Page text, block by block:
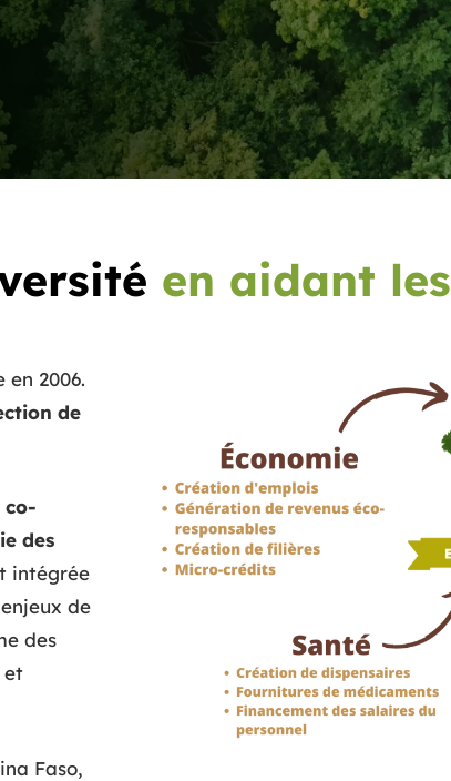
en aidant
2006.
de
co-
des
intégrée
de
des
et
Faso,